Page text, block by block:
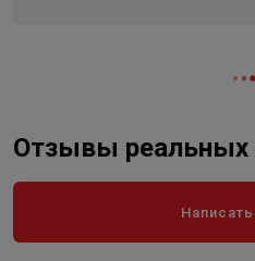
Отзывы реальных